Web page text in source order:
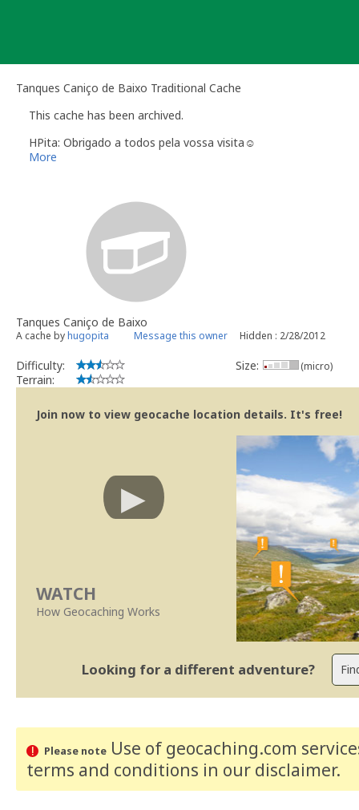
Tanques Caniço de Baixo Traditional Cache
This cache has been archived.
HPita: Obrigado a todos pela vossa visita☺
More
Tanques Caniço de Baixo
A cache byhugopita Message this owner Hidden : 2/28/2012
Difficulty:
Terrain:
Size: (micro)
Join now to view geocache location details. It's free!
WATCH
How Geocaching Works
Looking for a different adventure?
Please noteUse of geocaching.com
terms and conditions in our disclaimer.